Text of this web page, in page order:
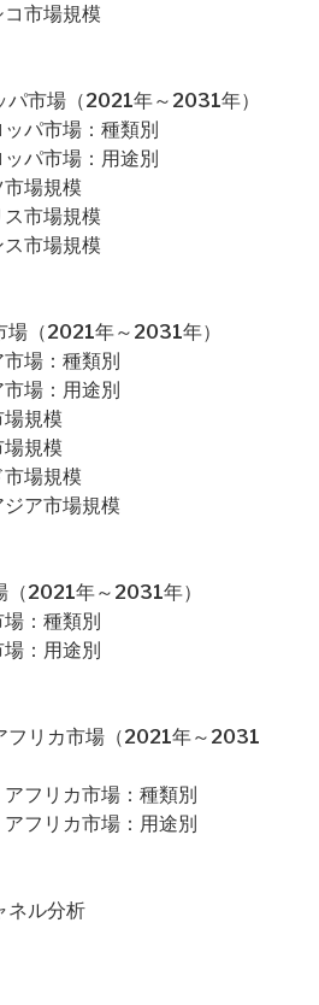
市場規模
パ市場（2021年～2031年）
パ市場：種類別
パ市場：用途別
場規模
市場規模
市場規模
場（2021年～2031年）
場：種類別
場：用途別
規模
規模
場規模
ア市場規模
（2021年～2031年）
：種類別
：用途別
フリカ市場（2021年～2031
フリカ市場：種類別
フリカ市場：用途別
ネル分析